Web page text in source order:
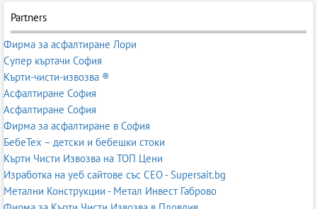
Partners
Фирма за асфалтиране Лори
Супер къртачи София
Кърти-чисти-извозва ®
Асфалтиране София
Асфалтиране София
Фирма за асфалтиране в София
БебеТех – детски и бебешки стоки
Кърти Чисти Извозва на ТОП Цени
Изработка на уеб сайтове със СЕО - Supersait.bg
Метални Конструкции - Метал Инвест Габрово